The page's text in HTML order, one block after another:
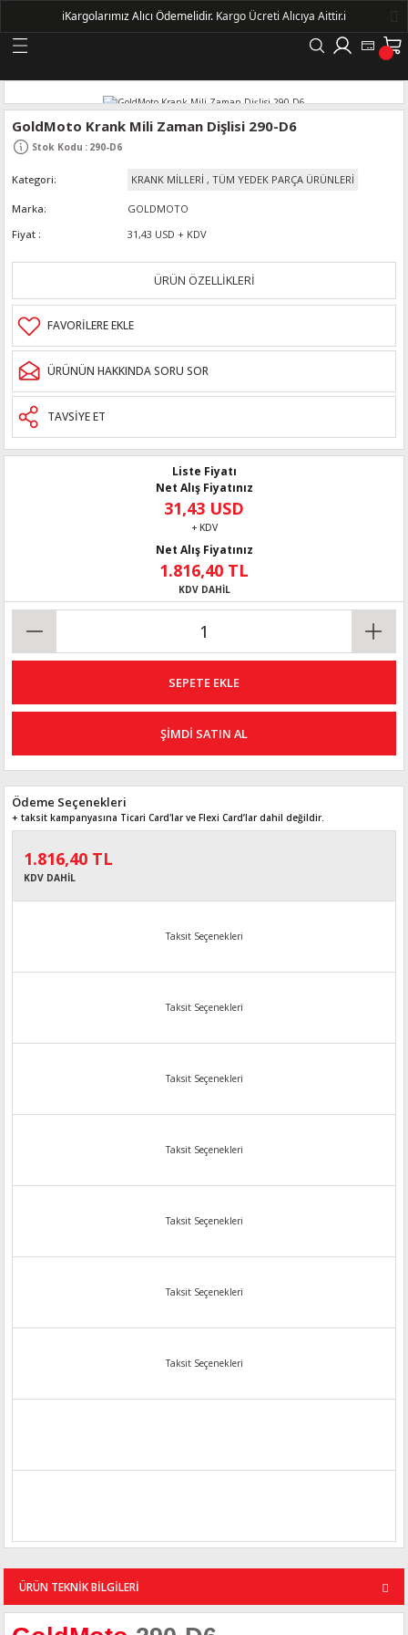
Geri Dön
GoldMoto Krank Mili Zaman Dişlisi 290-D6
Stok Kodu : 290-D6
Kategori KRANK MİLLERİ , TÜM YEDEK PARÇA ÜRÜNLERİ
Marka
GOLDMOTO
Fiyat
31,43 USD + KDV
ÜRÜN ÖZELLİKLERİ
ÜRÜNÜN HAKKINDA SORU SOR
TAVSİYE ET
Liste Fiyatı
Net Alış Fiyatınız
31,43 USD
+ KDV
Net Alış Fiyatınız
1.816,40 TL
KDV DAHİL
SEPETE EKLE
ŞİMDİ SATIN AL
Ödeme Seçenekleri
+ taksit kampanyasına Ticari Card'lar ve Flexi Card’lar dahil değildir.
1.816,40 TL
KDV DAHİL
Taksit Seçenekleri
Taksit Seçenekleri
Taksit Seçenekleri
Taksit Seçenekleri
Taksit Seçenekleri
Taksit Seçenekleri
Taksit Seçenekleri
ÜRÜN TEKNİK BİLGİLERİ
ℹ️Kargolarımız Alıcı Ödemelidir. Kargo Ücreti Alıcıya Aittir.ℹ️